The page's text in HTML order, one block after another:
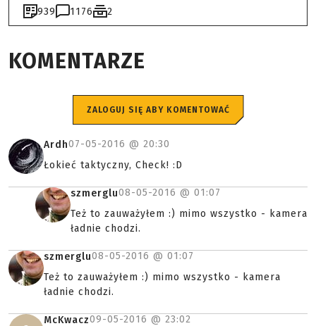
939 1176 2
KOMENTARZE
ZALOGUJ SIĘ ABY KOMENTOWAĆ
Ardh07-05-2016 @ 20:30
Łokieć taktyczny, Check! :D
szmerglu08-05-2016 @ 01:07
Też to zauważyłem :) mimo wszystko - kamera
ładnie chodzi.
szmerglu08-05-2016 @ 01:07
Też to zauważyłem :) mimo wszystko - kamera
ładnie chodzi.
McKwacz09-05-2016 @ 23:02